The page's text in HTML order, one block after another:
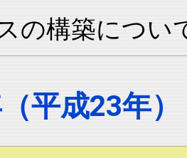
の構築につい
平成23年）